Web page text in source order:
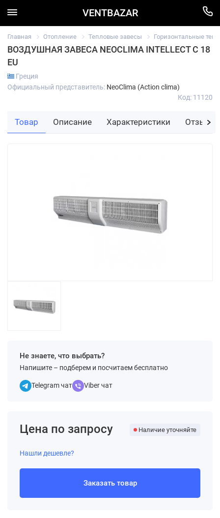
VENTBAZAR
Главная Отопление Тепловые завесы Горизонтальные
ВОЗДУШНАЯ ЗАВЕСА NEOCLIMA INTELLECT C 18
EU
Греция
Официальный представитель: NeoClima (Action clima)
Код: 11120
Не знаете, что выбрать?
Напишите – подберем и посчитаем бесплатно
Telegram чат Viber чат
Цена по запросу Наличие уточняйте
Нашли дешевле?
Заказать товар
Товар Описание Характеристики Отзывы